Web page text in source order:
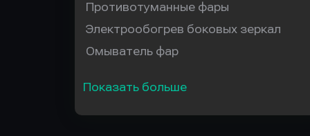
Противотуманные фары
Электрообогрев боковых зеркал
Омыватель фар
Показать больше